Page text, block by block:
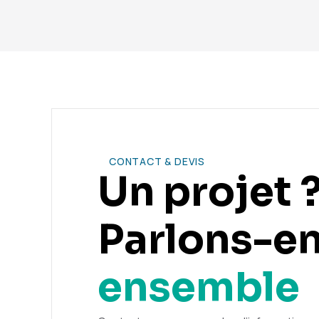
CONTACT & DEVIS
Un projet
Parlons-
ensemble